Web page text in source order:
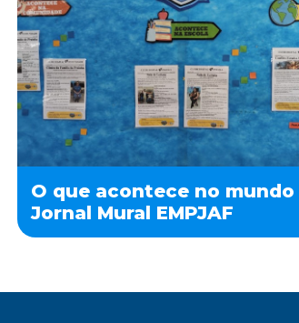
O que acontece no mundo _
Jornal Mural EMPJAF